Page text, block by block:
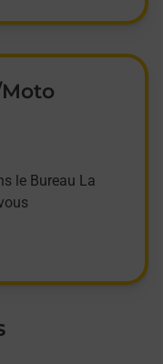
le Bureau La